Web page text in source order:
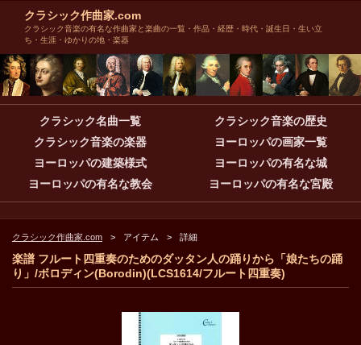
クラシック作曲家.com
クラシック音楽の有名な作曲家と楽曲の一覧・作品・経歴・時代・誕生日・生い立
ち・生涯・ゆかりの地・楽器
クラシック名曲一覧
クラシック音楽の歴史
クラシック音楽の楽器
ヨーロッパの画家一覧
ヨーロッパの建築様式
ヨーロッパの有名な城
ヨーロッパの有名な教会
ヨーロッパの有名な宮殿
クラシック作曲家.com アイテム 詳細
楽譜 フルート四重奏のためのダッタン人の踊りから「娘たちの踊
り」/ボロディン(Borodin)(LCS1614/フルート四重奏)